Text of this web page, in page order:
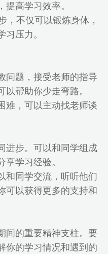
高学习效率。
，不仅可以锻炼身体，
习压力。
问题，接受老师的指导
帮助你少走弯路。
难，可以主动找老师谈
进步。可以和同学组成
学习经验。
和同学交流，听听他们
可以获得更多的支持和
间的重要精神支柱。要
你的学习情况和遇到的